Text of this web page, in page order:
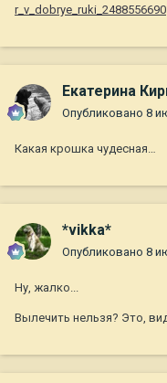
r_v_dobrye_ruki_2488556690
Екатерина
Опубликовано 8
Какая крошка чудесная…
*vikka*
Опубликовано 8
Ну, жалко...
Вылечить нельзя? Это,